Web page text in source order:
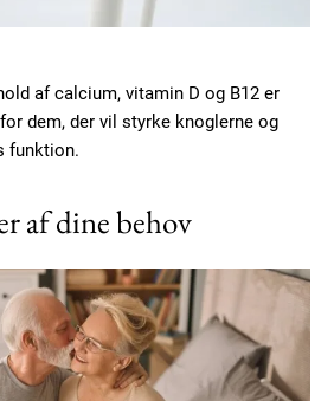
af calcium, vitamin D og B12 er
dem, der vil styrke knoglerne og
funktion.
af dine behov